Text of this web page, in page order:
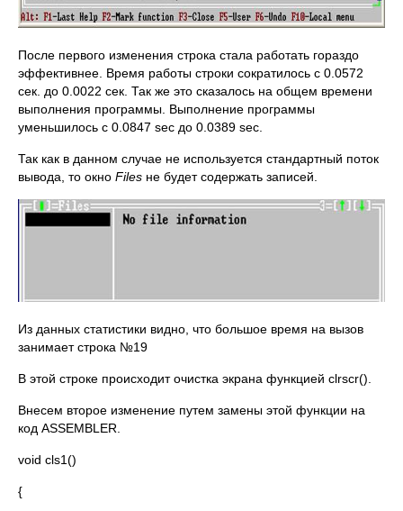
После первого изменения строка стала работать гораздо
эффективнее. Время работы строки сократилось с 0.0572
сек. до 0.0022 сек. Так же это сказалось на общем времени
выполнения программы. Выполнение программы
уменьшилось с 0.0847 sec до 0.0389 sec.
Так как в данном случае не используется стандартный поток
вывода, то окно Files не будет содержать записей.
Из данных статистики видно, что большое время на вызов
занимает строка №19
В этой строке происходит очистка экрана функцией clrscr().
Внесем второе изменение путем замены этой функции на
код ASSEMBLER.
void cls1()
{